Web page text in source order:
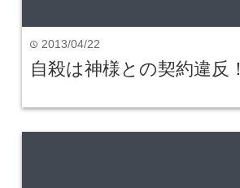
time 2013/04/22
自殺は神様との契約違反！